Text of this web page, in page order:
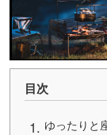
目次
ゆったりと